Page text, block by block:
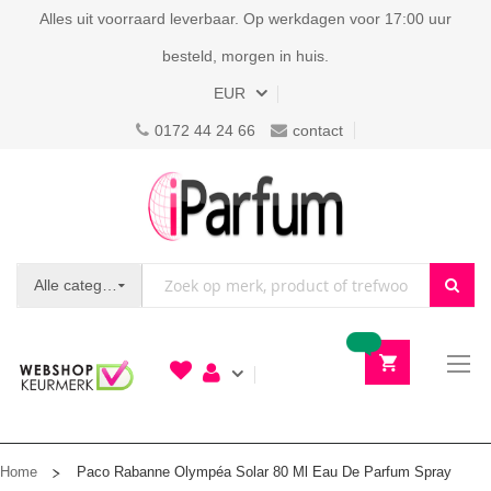
Alles uit voorraard leverbaar. Op werkdagen voor 17:00 uur
besteld, morgen in huis.
EUR
0172 44 24 66 contact
Home Paco Rabanne Olympéa Solar 80 Ml Eau De Parfum Spray